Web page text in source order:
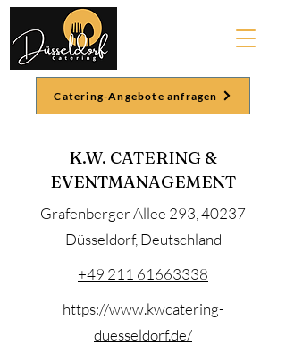
Catering-Angebote anfragen
K.W. CATERING &
EVENTMANAGEMENT
Grafenberger Allee 293, 40237
Düsseldorf, Deutschland
+49 211 61663338
https://www.kwcatering-
duesseldorf.de/